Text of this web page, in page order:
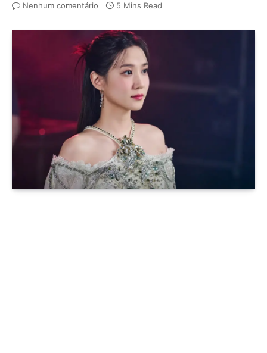
Nenhum comentário
5 Mins Read